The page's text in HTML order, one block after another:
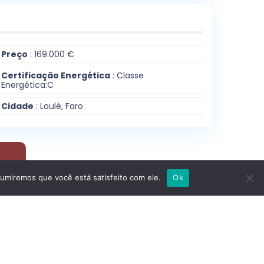
Preço : 169.000 €
Certificação Energética: Classe
Energética:C
Cidade : Loulé, Faro
que você está satisfeito com ele. Ok